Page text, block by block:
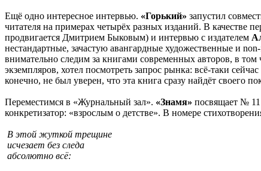
Ещё одно интересное интервью. «Горький» запустил
читателя на примерах четырёх разных изданий. В качестве
продвигается Дмитрием Быковым) и интервью с издателем
нестандартные, зачастую авангардные художественные и
внимательно следим за книгами современных авторов, в
экземпляров, хотел посмотреть запрос рынка: всё-таки
конечно, не был уверен, что эта книга сразу найдёт своего
Переместимся в «Журнальный зал». «Знамя» посвящает № 11
конкретизатор: «взрослым о детстве». В номере
В этой жуткой трещине
исчезает без следа
абсолютно всё: